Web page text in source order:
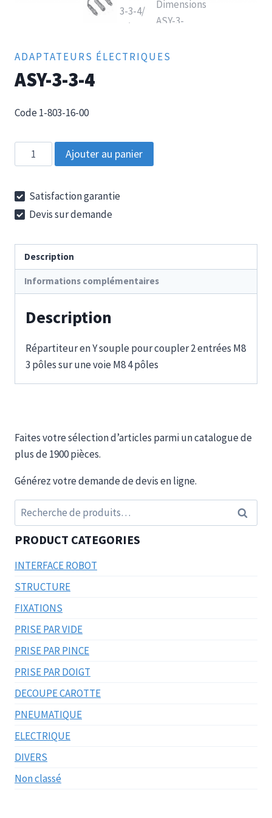
ADAPTATEURS ÉLECTRIQUES
ASY-3-3-4
Code 1-803-16-00
quantité
de
3-
3-
Ajouter au panier
Satisfaction garantie
Devis sur demande
Description
Informations complémentaires
Description
Répartiteur en Y souple pour coupler 2 entrées M8
3 pôles sur une voie M8 4 pôles
Faites votre sélection d’articles parmi un catalogue de
plus de 1900 pièces.
Générez votre demande de devis en ligne.
Recherche
pour :
PRODUCT CATEGORIES
INTERFACE ROBOT
STRUCTURE
FIXATIONS
PRISE PAR VIDE
PRISE PAR PINCE
PRISE PAR DOIGT
DECOUPE CAROTTE
PNEUMATIQUE
ELECTRIQUE
DIVERS
Non classé